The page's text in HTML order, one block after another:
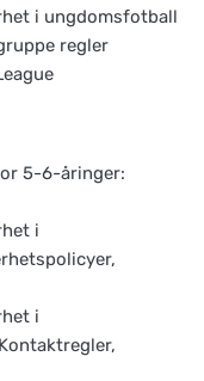
i ungdomsfotball
regler
5-6-åringer:
i
i